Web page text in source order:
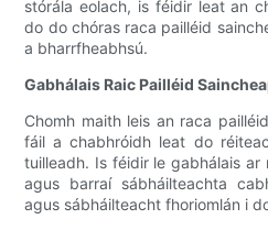
stórála eolach, is féidir leat an
do do chóras raca pailléid
a bharrfheabhsú.
Gabhálais Raic Pailléid
Chomh maith leis an raca
fáil a chabhróidh leat do
tuilleadh. Is féidir le gabhálais ar
agus barraí sábháilteachta
agus sábháilteacht fhoriomlán i